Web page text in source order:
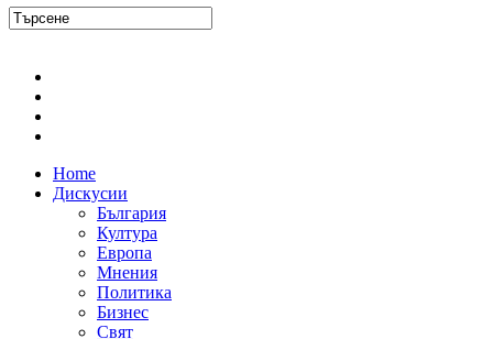
Home
Дискусии
България
Култура
Европа
Мнения
Политика
Бизнес
Свят